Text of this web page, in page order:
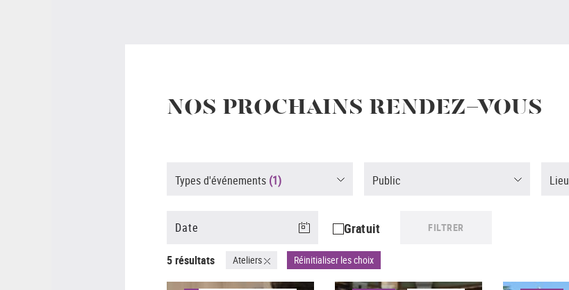
NOS PROCHAINS RENDEZ-VOUS
Types d'événements (1) Public Lieu
Gratuit FILTRER
5 résultats Ateliers Réinitialiser les choix